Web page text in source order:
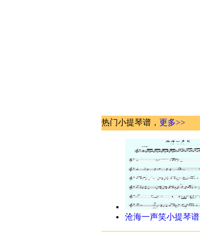
热门小提琴谱， 更多>>
沧海一声笑小提琴谱